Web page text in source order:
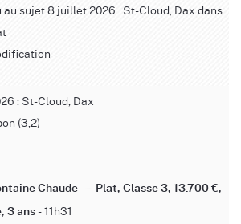
au sujet8 juillet 2026 : St-Cloud, Dax dans
: St-Cloud, Dax
(3,2)
Chaude — Plat, Classe 3, 13.700 €,
3 ans - 11h31